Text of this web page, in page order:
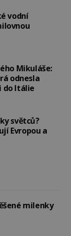
vodní
Mikuláše:
odnesla
do Itálie
světců?
Evropou a
milenky